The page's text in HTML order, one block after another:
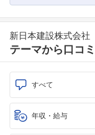
新日本建設株式会社
テーマから口コ
すべて
年収・給与